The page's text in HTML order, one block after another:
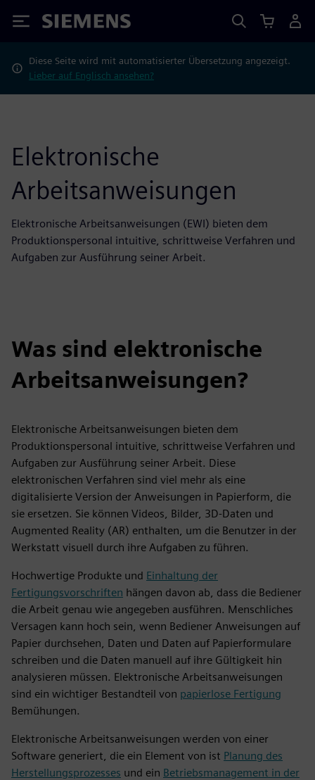
Siemens
Diese Seite wird mit automatisierter Übersetzung angezeigt.
Lieber auf Englisch ansehen?
Elektronische
Arbeitsanweisungen
Elektronische Arbeitsanweisungen (EWI) bieten dem
Produktionspersonal intuitive, schrittweise Verfahren und
Aufgaben zur Ausführung seiner Arbeit.
Was sind elektronische
Arbeitsanweisungen?
Elektronische Arbeitsanweisungen bieten dem
Produktionspersonal intuitive, schrittweise Verfahren und
Aufgaben zur Ausführung seiner Arbeit. Diese
elektronischen Verfahren sind viel mehr als eine
digitalisierte Version der Anweisungen in Papierform, die
sie ersetzen. Sie können Videos, Bilder, 3D-Daten und
Augmented Reality (AR) enthalten, um die Benutzer in der
Werkstatt visuell durch ihre Aufgaben zu führen.
Hochwertige Produkte und Einhaltung der
Fertigungsvorschriften hängen davon ab, dass die Bediener
die Arbeit genau wie angegeben ausführen. Menschliches
Versagen kann hoch sein, wenn Bediener Anweisungen auf
Papier durchsehen, Daten und Daten auf Papierformulare
schreiben und die Daten manuell auf ihre Gültigkeit hin
analysieren müssen. Elektronische Arbeitsanweisungen
sind ein wichtiger Bestandteil von papierlose Fertigung
Bemühungen.
Elektronische Arbeitsanweisungen werden von einer
Software generiert, die ein Element von ist Planung des
Herstellungsprozesses und ein Betriebsmanagement in der